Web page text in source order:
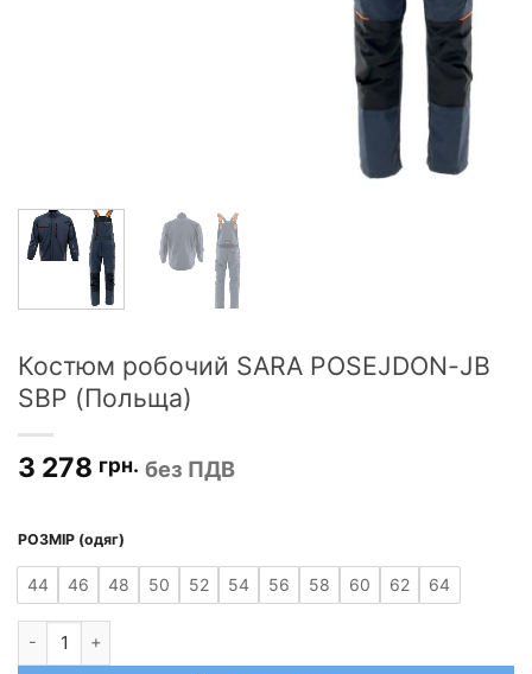
Костюм робочий SARA POSEJDON-JB
SBP (Польща)
3 278 грн. без ПДВ
РОЗМІР (одяг)
44 46 48 50 52 54 56 58 60 62 64